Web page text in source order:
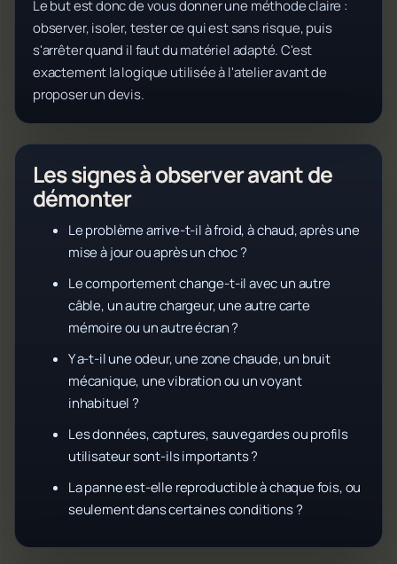
Le but est donc de vous donner une méthode claire :
observer, isoler, tester ce qui est sans risque, puis
s'arrêter quand il faut du matériel adapté. C'est
exactement la logique utilisée à l'atelier avant de
proposer un devis.
Les signes à observer avant de
démonter
Le problème arrive-t-il à froid, à chaud, après une
mise à jour ou après un choc ?
Le comportement change-t-il avec un autre
câble, un autre chargeur, une autre carte
mémoire ou un autre écran ?
Y a-t-il une odeur, une zone chaude, un bruit
mécanique, une vibration ou un voyant
inhabituel ?
Les données, captures, sauvegardes ou profils
utilisateur sont-ils importants ?
La panne est-elle reproductible à chaque fois, ou
seulement dans certaines conditions ?